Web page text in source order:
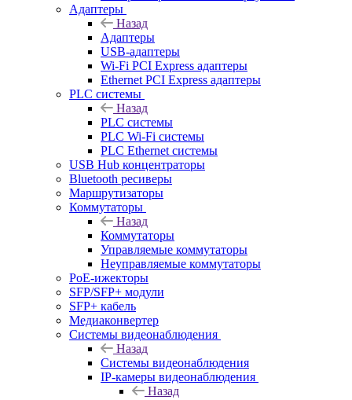
Адаптеры
Назад
Адаптеры
USB-адаптеры
Wi-Fi PCI Express адаптеры
Ethernet PCI Express адаптеры
PLC системы
Назад
PLC системы
PLC Wi-Fi системы
PLC Ethernet системы
USB Hub концентраторы
Bluetooth ресиверы
Маршрутизаторы
Коммутаторы
Назад
Коммутаторы
Управляемые коммутаторы
Неуправляемые коммутаторы
PoE-ижекторы
SFP/SFP+ модули
SFP+ кабель
Медиаконвертер
Системы видеонаблюдения
Назад
Системы видеонаблюдения
IP-камеры видеонаблюдения
Назад